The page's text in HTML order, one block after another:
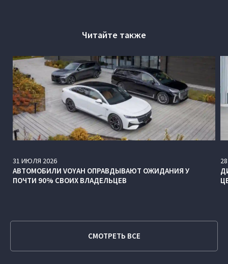
Читайте также
31 ИЮЛЯ 2026
АВТОМОБИЛИ VOYAH ОПРАВДЫВАЮТ ОЖИДАНИЯ У
ПОЧТИ 90% СВОИХ ВЛАДЕЛЬЦЕВ
28
СМОТРЕТЬ ВСЕ